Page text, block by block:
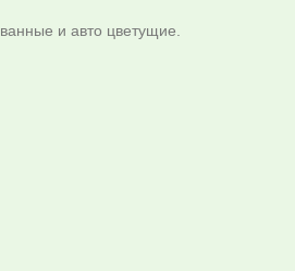
и авто цветущие.